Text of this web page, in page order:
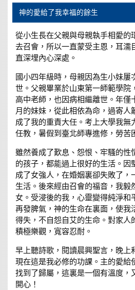
神的愛給了我幸福的餘生
從小生長在父親與母親執手相愛的
去召會，所以一直蒙受主恩，耳濡
直深埋內心深處。
國小四年級時，母親因為生小妹屢
世。父親畢業於山東第一師範學院
高中老師，也因病相繼離世。年僅
月的妹妹，從此相依為命，過寄人
成了我的重責大任。考上大學我無
任教，暑假到臺北師專進修，勞苦
雖然養成了歎息、怨恨、牢騷的性
的孩子，都能過上很好的生活。因
成了女強人，在婚姻裏卻失敗了，
生活。後來經由召會的福音，我毅
女。受浸後的我，心靈變得純淨和
再發脾氣，神的生命在裏面，使我
得失，不自怨自艾的生命。對家人
積極樂觀，寬容忍耐。
早上聽詩歌，閱讀晨興聖言，晚上
現在這是我必修的功課。主的愛給
找到了歸屬，這裏是一個有溫度，
開心！